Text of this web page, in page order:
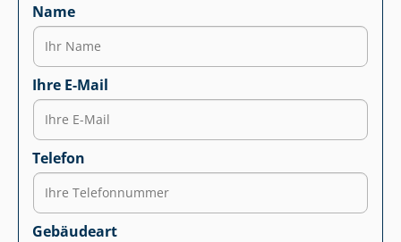
Name
Ihre E-Mail
Telefon
Gebäudeart